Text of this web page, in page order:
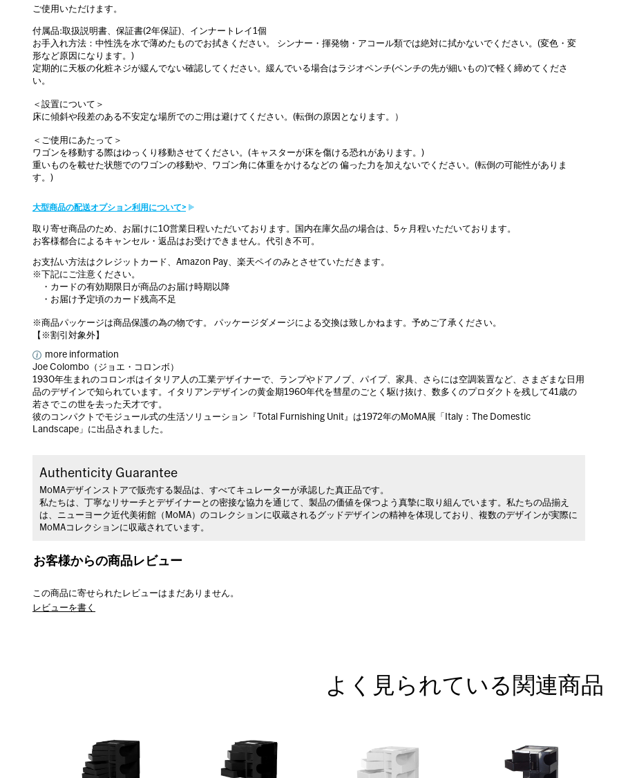
ご使用いただけます。
付属品:取扱説明書、保証書(2年保証)、インナートレイ1個
お手入れ方法：中性洗を水で薄めたものでお拭きください。 シンナー・揮発物・アコール類では絶対に拭かないでください。(変色・変
形など原因になります。)
定期的に天板の化粧ネジが緩んでない確認してください。緩んでいる場合はラジオペンチ(ペンチの先が細いもの)で軽く締めてくださ
い。
＜設置について＞
床に傾斜や段差のある不安定な場所でのご用は避けてください。(転倒の原因となります。）
＜ご使用にあたって＞
ワゴンを移動する際はゆっくり移動させてください。(キャスターが床を傷ける恐れがあります。)
重いものを載せた状態でのワゴンの移動や、ワゴン角に体重をかけるなどの 偏った力を加えないでください。(転倒の可能性がありま
す。)
大型商品の配送オプション利用について>
取り寄せ商品のため、お届けに10営業日程いただいております。国内在庫欠品の場合は、5ヶ月程いただいております。
お客様都合によるキャンセル・返品はお受けできません。代引き不可。
お支払い方法はクレジットカード、Amazon Pay、楽天ペイのみとさせていただきます。
※下記にご注意ください。
・カードの有効期限日が商品のお届け時期以降
・お届け予定頃のカード残高不足
※商品パッケージは商品保護の為の物です。 パッケージダメージによる交換は致しかねます。予めご了承ください。
【※割引対象外】
more information
Joe Colombo（ジョエ・コロンボ）
1930年生まれのコロンボはイタリア人の工業デザイナーで、ランプやドアノブ、パイプ、家具、さらには空調装置など、さまざまな日用
品のデザインで知られています。イタリアンデザインの黄金期1960年代を彗星のごとく駆け抜け、数多くのプロダクトを残して41歳の
若さでこの世を去った天才です。
彼のコンパクトでモジュール式の生活ソリューション『Total Furnishing Unit』は1972年のMoMA展「Italy：The Domestic
Landscape」に出品されました。
Authenticity Guarantee
MoMAデザインストアで販売する製品は、すべてキュレーターが承認した真正品です。
私たちは、丁寧なリサーチとデザイナーとの密接な協力を通じて、製品の価値を保つよう真摯に取り組んでいます。私たちの品揃え
は、ニューヨーク近代美術館（MoMA）のコレクションに収蔵されるグッドデザインの精神を体現しており、複数のデザインが実際に
MoMAコレクションに収蔵されています。
お客様からの商品レビュー
この商品に寄せられたレビューはまだありません。
レビューを書く
よく見られている関連商品